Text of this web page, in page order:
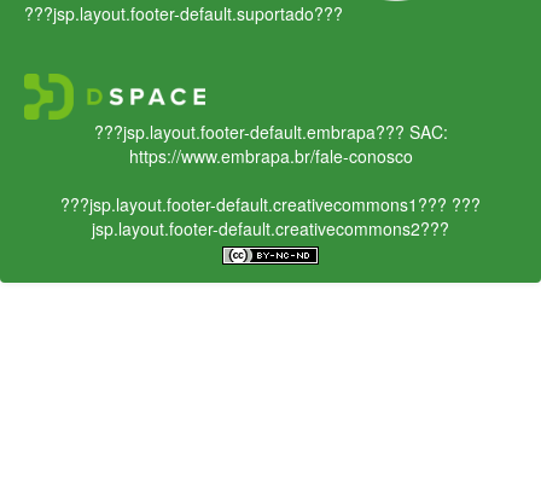
???jsp.layout.footer-default.suportado???
???jsp.layout.footer-default.embrapa??? SAC:
https://www.embrapa.br/fale-conosco
???jsp.layout.footer-default.creativecommons1??? ???
jsp.layout.footer-default.creativecommons2???